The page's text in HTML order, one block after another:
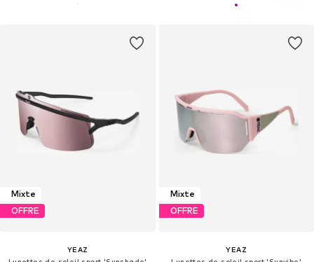
Mixte
OFFRE
YEAZ
Mixte
OFFRE
YEAZ